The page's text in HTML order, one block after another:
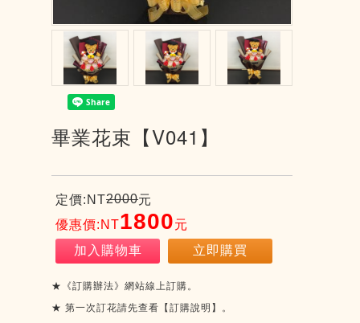
畢業花束【V041】
定價:NT2000元
優惠價:NT1800元
加入購物車
立即購買
★《訂購辦法》網站線上訂購。
★ 第一次訂花請先查看【訂購說明】。